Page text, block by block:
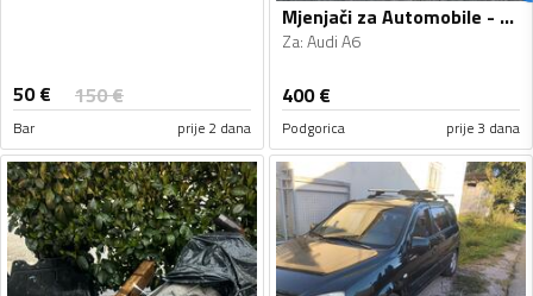
50€ 150€
Bar prije 2 dana
Mjenjači za Automobile - Audi - A6 - 2010
Za:Audi A6
400€
Podgorica prije 3 dana